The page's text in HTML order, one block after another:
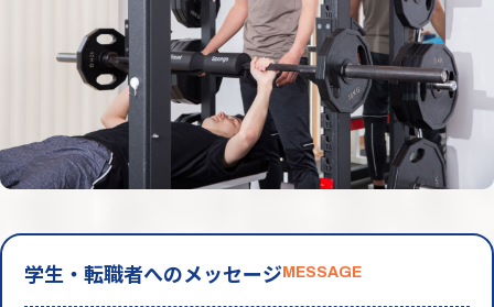
学生・転職者へのメッセージ MESSAGE